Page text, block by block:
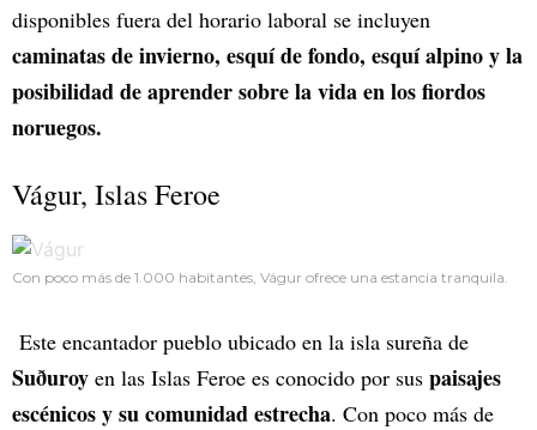
disponibles fuera del horario laboral se incluyen
caminatas de invierno, esquí de fondo, esquí alpino y la
posibilidad de aprender sobre la vida en los fiordos
noruegos.
Vágur, Islas Feroe
Con poco más de 1.000 habitantes, Vágur ofrece una estancia tranquila.
Este encantador pueblo ubicado en la isla sureña de
Suðuroy en las Islas Feroe es conocido por sus paisajes
escénicos y su comunidad estrecha. Con poco más de